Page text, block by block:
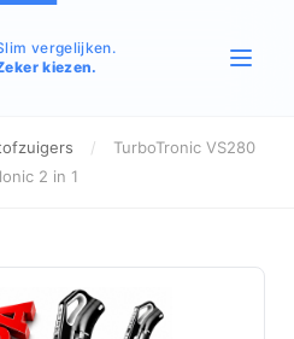
vergelijken.
kiezen.
/
TurboTronic VS280
2 in 1